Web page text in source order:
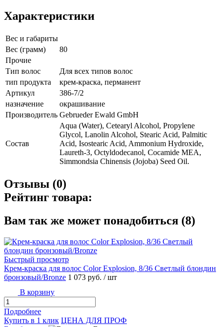
Характеристики
Вес и габариты
Вес (грамм)
80
Прочие
Тип волос
Для всех типов волос
тип продукта
крем-краска, перманент
Артикул
386-7/2
назначение
окрашивание
Производитель Gebrueder Ewald GmbH
Состав
Aqua (Water), Cetearyl Alcohol, Propylene
Glycol, Lanolin Alcohol, Stearic Acid, Palmitic
Acid, Isostearic Acid, Ammonium Hydroxide,
Laureth-3, Octyldodecanol, Cocamide MEA,
Simmondsia Chinensis (Jojoba) Seed Oil.
Отзывы (0)
Рейтинг товара:
Вам так же может понадобиться (8)
Быстрый просмотр
Крем-краска для волос Color Explosion, 8/36 Светлый блондин
бронзовый/Bronze 1 073 руб. / шт
В корзину
Подробнее
Купить в 1 клик ЦЕНА ДЛЯ ПРОФ